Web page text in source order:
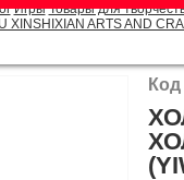
Игры Товары для
XINSHIXIAN ARTS AND